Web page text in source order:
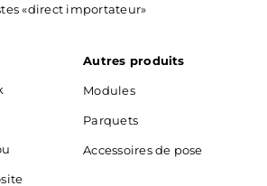
«direct importateur»
Autres produits
Modules
Parquets
Accessoires de pose